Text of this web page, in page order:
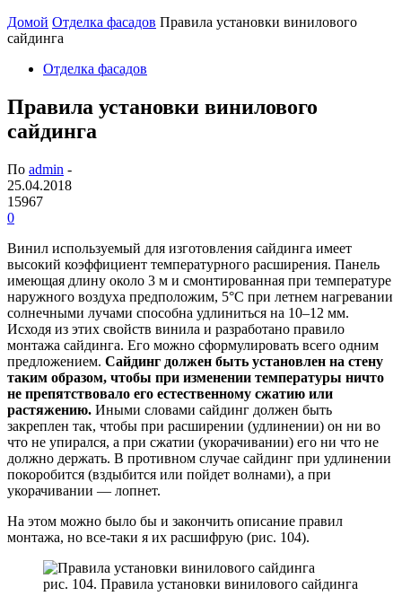
Домой Отделка фасадов Правила установки винилового
сайдинга
Отделка фасадов
Правила установки винилового
сайдинга
По admin -
25.04.2018
15967
0
Винил используемый для изготовления сайдинга имеет
высокий коэффициент температурного расширения. Панель
имеющая длину около 3 м и смонтированная при температуре
наружного воздуха предположим, 5°С при летнем нагревании
солнечными лучами способна удлиниться на 10–12 мм.
Исходя из этих свойств винила и разработано правило
монтажа сайдинга. Его можно сформулировать всего одним
предложением. Сайдинг должен быть установлен на стену
таким образом, чтобы при изменении температуры ничто
не препятствовало его естественному сжатию или
растяжению. Иными словами сайдинг должен быть
закреплен так, чтобы при расширении (удлинении) он ни во
что не упирался, а при сжатии (укорачивании) его ни что не
должно держать. В противном случае сайдинг при удлинении
покоробится (вздыбится или пойдет волнами), а при
укорачивании — лопнет.
На этом можно было бы и закончить описание правил
монтажа, но все-таки я их расшифрую (рис. 104).
рис. 104. Правила установки винилового сайдинга